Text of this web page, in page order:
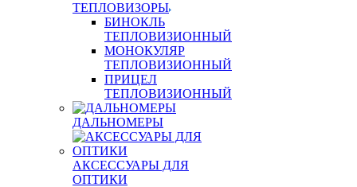
ТЕПЛОВИЗОРЫ
БИНОКЛЬ
ТЕПЛОВИЗИОННЫЙ
МОНОКУЛЯР
ТЕПЛОВИЗИОННЫЙ
ПРИЦЕЛ
ТЕПЛОВИЗИОННЫЙ
ДАЛЬНОМЕРЫ
АКСЕССУАРЫ ДЛЯ
ОПТИКИ